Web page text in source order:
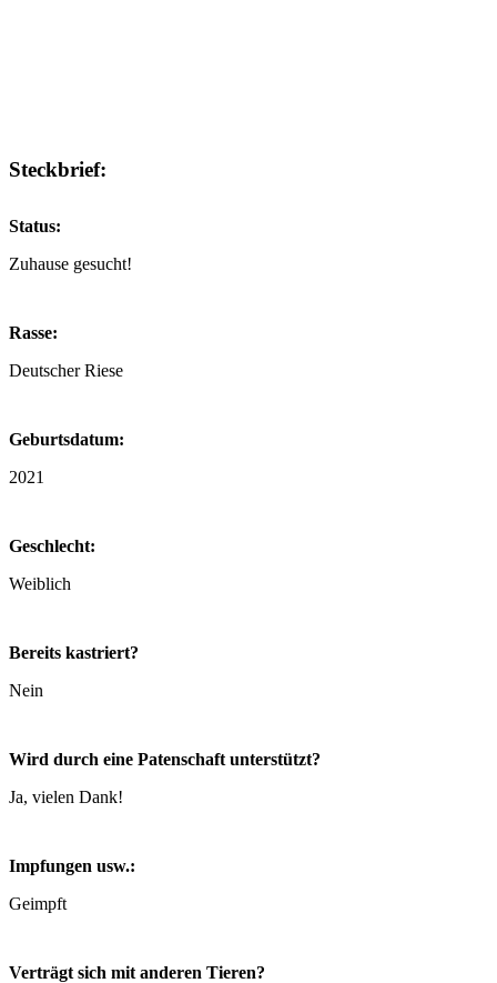
Steckbrief:
Status:
Zuhause gesucht!
Rasse:
Deutscher Riese
Geburtsdatum:
2021
Geschlecht:
Weiblich
Bereits kastriert?
Nein
Wird durch eine Patenschaft unterstützt?
Ja, vielen Dank!
Impfungen usw.:
Geimpft
Verträgt sich mit anderen Tieren?